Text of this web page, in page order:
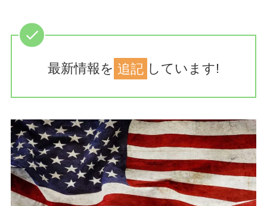
最新情報を 追記 しています!